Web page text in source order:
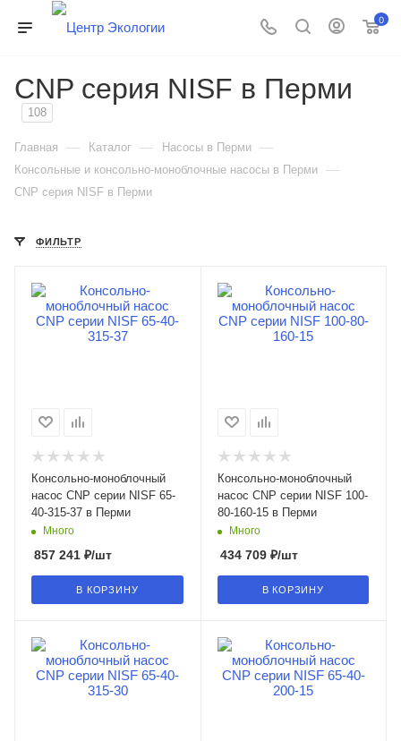
0
CNP серия NISF в Перми
108
Главная — Каталог — Насосы в Перми —
Консольные и консольно-моноблочные насосы в Перми —
CNP серия NISF в Перми
ФИЛЬТР
Консольно-моноблочный
насос CNP серии NISF 65-
40-315-37 в Перми
Много
857 241 ₽/шт
В КОРЗИНУ
Консольно-моноблочный
насос CNP серии NISF 100-
80-160-15 в Перми
Много
434 709₽/шт
В КОРЗИНУ